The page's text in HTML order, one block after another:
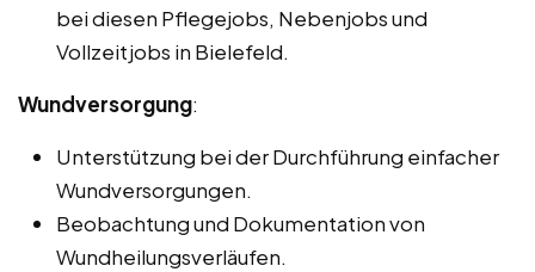
bei diesen Pflegejobs, Nebenjobs und
Vollzeitjobs in Bielefeld.
Wundversorgung:
Unterstützung bei der Durchführung einfacher
Wundversorgungen.
Beobachtung und Dokumentation von
Wundheilungsverläufen.